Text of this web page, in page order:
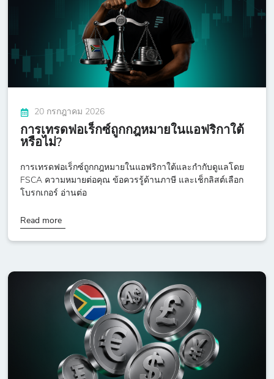
20 กรกฎาคม 2026
การเทรดฟอเร็กซ์ถูกกฎหมายในแอฟริกาใต้
หรือไม่?
การเทรดฟอเร็กซ์ถูกกฎหมายในแอฟริกาใต้และกำกับดูแลโดย
FSCA ความหมายต่อคุณ ข้อควรรู้ด้านภาษี และเช็กลิสต์เลือก
โบรกเกอร์ อ่านต่อ
Read more